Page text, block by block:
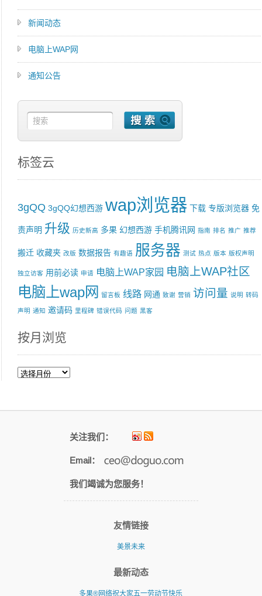
新闻动态
电脑上WAP网
通知公告
标签云
3gQQ 3gQQ幻想西游 wap浏览器 下载 专版浏览器 免
责声明 升级 历史新高 多果 幻想西游 手机腾讯网 指南 排名 推广 推荐
搬迁 收藏夹 改版 数据报告 有趣语 服务器 测试 热点 版本 版权声明
独立访客 用前必读 申请 电脑上WAP家园 电脑上WAP社区
电脑上wap网 留言板 线路 网通 致谢 营销 访问量 说明 转码
声明 通知 邀请码 里程碑 错误代码 问题 黑客
按月浏览
按
览
关注我们：
Email：
我们竭诚为您服务！
友情链接
美景未来
最新动态
多果®网络祝大家五一劳动节快乐